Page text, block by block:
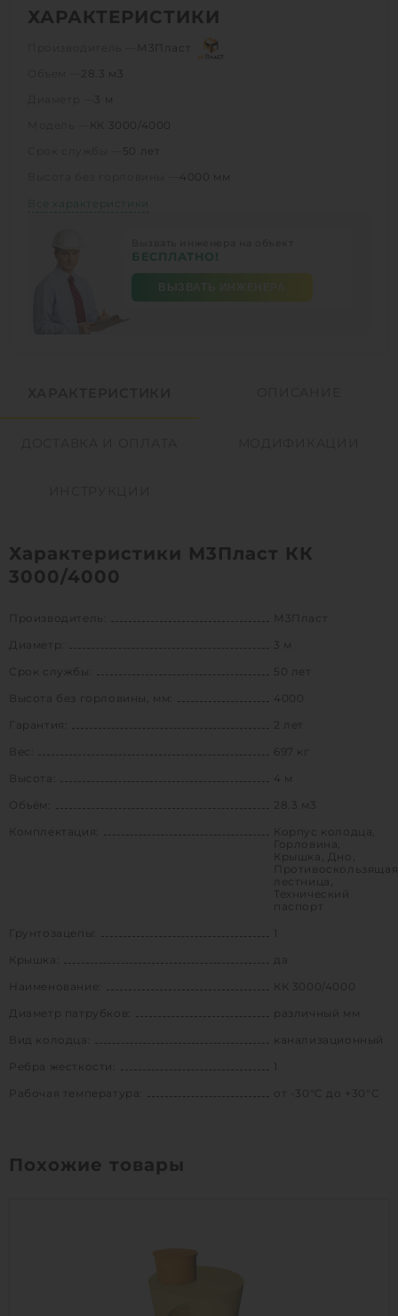
ХАРАКТЕРИСТИКИ
М3Пласт
28.3 м3
3 м
КК 3000/4000
50 лет
4000 мм
Все характеристики
БЕСПЛАТНО!
Характеристики М3Пласт КК
3000/4000
Производитель:
М3Пласт
Диаметр:
3 м
Срок службы:
50 лет
Высота без горловины, мм:
4000
Гарантия:
2 лет
697 кг
Высота:
4 м
Объём:
28.3 м3
Комплектация:
Корпус колодца,
Горловина,
Крышка, Дно,
Противоскользящая
лестница,
Технический
паспорт
Грунтозацепы:
1
Крышка:
да
Наименование:
КК 3000/4000
Диаметр патрубков:
различный мм
Вид колодца:
канализационный
Ребра жесткости:
1
Рабочая температура:
от -30°C до +30°C
Похожие товары